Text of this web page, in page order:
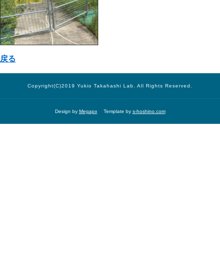
戻る
Copyright(C)2019 Yukio Takahashi Lab. All Rights Reserved.
Design by Megapx Template by s-hoshino.com